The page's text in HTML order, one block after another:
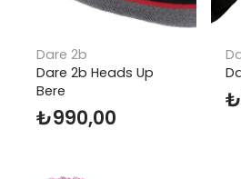
Dare 2b
Dare 2b Heads Up
Bere
₺990,00
₺